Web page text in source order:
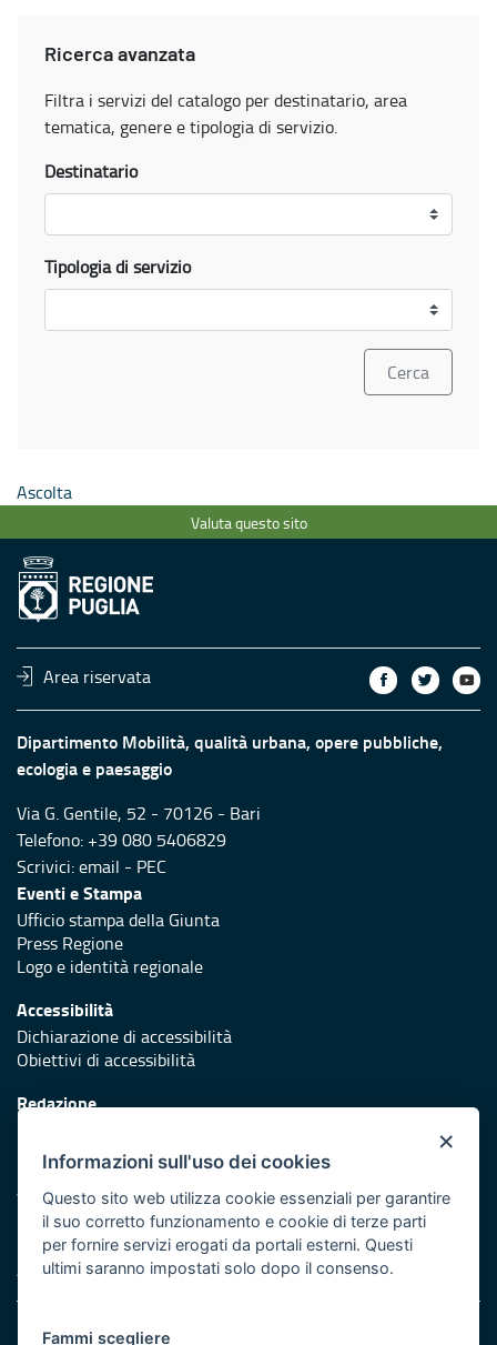
Ricerca avanzata
Filtra i servizi del catalogo per destinatario, area
tematica, genere e tipologia di servizio.
Destinatario
Tipologia di servizio
Ascolta
Valuta questo sito
Area riservata
Dipartimento Mobilità, qualità urbana, opere pubbliche,
ecologia e paesaggio
Via G. Gentile, 52 - 70126 - Bari
Telefono: +39 080 5406829
Scrivici:email - PEC
Eventi e Stampa
Ufficio stampa della Giunta
Press Regione
Logo e identità regionale
Accessibilità
Dichiarazione di accessibilità
Obiettivi di accessibilità
Redazione
Protezione civile
Vai al sito di Protezione Civile Puglia
Iniziativa finanziata con risorse del POR Puglia 2014/2020 -
Asse XI
Note legali
×
Informazioni sull'uso dei cookies
Questo sito web utilizza cookie essenziali per garantire
il suo corretto funzionamento e cookie di terze parti
per fornire servizi erogati da portali esterni. Questi
ultimi saranno impostati solo dopo il consenso.
Fammi scegliere